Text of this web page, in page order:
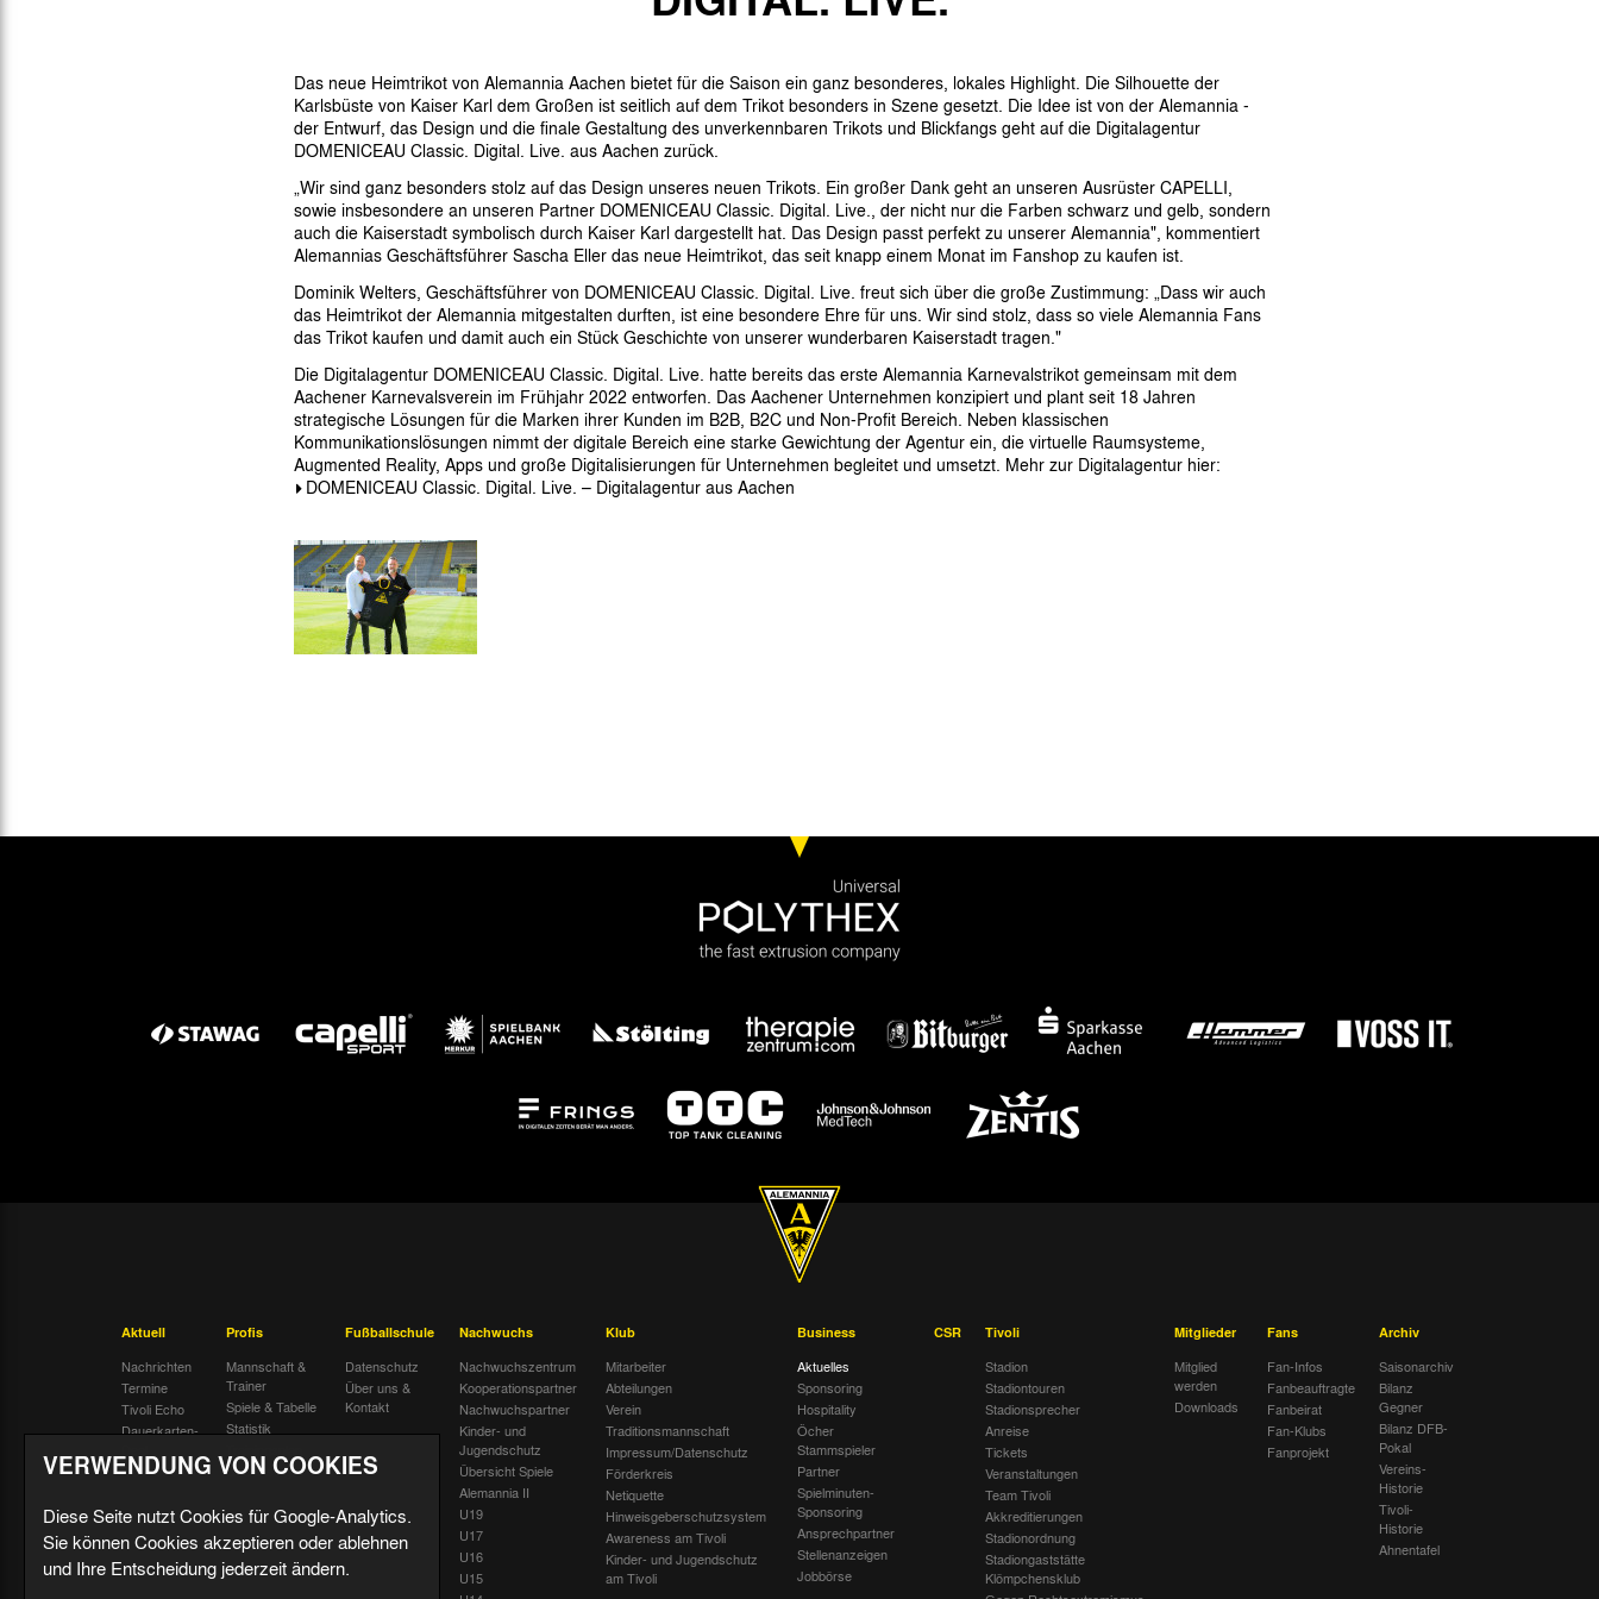
Das neue Heimtrikot von Alemannia Aachen bietet für die Saison ein ganz besonderes, lokales Highlight. Die Silhouette der
Karlsbüste von Kaiser Karl dem Großen ist seitlich auf dem Trikot besonders in Szene gesetzt. Die Idee ist von der Alemannia -
der Entwurf, das Design und die finale Gestaltung des unverkennbaren Trikots und Blickfangs geht auf die Digitalagentur
DOMENICEAU Classic. Digital. Live. aus Aachen zurück.
„Wir sind ganz besonders stolz auf das Design unseres neuen Trikots. Ein großer Dank geht an unseren Ausrüster CAPELLI,
sowie insbesondere an unseren Partner DOMENICEAU Classic. Digital. Live., der nicht nur die Farben schwarz und gelb, sondern
auch die Kaiserstadt symbolisch durch Kaiser Karl dargestellt hat. Das Design passt perfekt zu unserer Alemannia", kommentiert
Alemannias Geschäftsführer Sascha Eller das neue Heimtrikot, das seit knapp einem Monat im Fanshop zu kaufen ist.
Dominik Welters, Geschäftsführer von DOMENICEAU Classic. Digital. Live. freut sich über die große Zustimmung: „Dass wir auch
das Heimtrikot der Alemannia mitgestalten durften, ist eine besondere Ehre für uns. Wir sind stolz, dass so viele Alemannia Fans
das Trikot kaufen und damit auch ein Stück Geschichte von unserer wunderbaren Kaiserstadt tragen."
Die Digitalagentur DOMENICEAU Classic. Digital. Live. hatte bereits das erste Alemannia Karnevalstrikot gemeinsam mit dem
Aachener Karnevalsverein im Frühjahr 2022 entworfen. Das Aachener Unternehmen konzipiert und plant seit 18 Jahren
strategische Lösungen für die Marken ihrer Kunden im B2B, B2C und Non-Profit Bereich. Neben klassischen
Kommunikationslösungen nimmt der digitale Bereich eine starke Gewichtung der Agentur ein, die virtuelle Raumsysteme,
Augmented Reality, Apps und große Digitalisierungen für Unternehmen begleitet und umsetzt. Mehr zur Digitalagentur hier:
DOMENICEAU Classic. Digital. Live. – Digitalagentur aus Aachen
Aktuell
Nachrichten
Termine
Tivoli Echo
Dauerkarten-
Radiostream
Profis
Mannschaft &
Trainer
Spiele & Tabelle
Statistik
Geburtstage
Fußballschule
Datenschutz
Über uns &
Kontakt
Nachwuchs
Nachwuchszentrum
Kooperationspartner
Nachwuchspartner
Kinder- und
Jugendschutz
Übersicht Spiele
Alemannia II
U19
U17
U16
U15
Klub
Mitarbeiter
Abteilungen
Verein
Traditionsmannschaft
Impressum/Datenschutz
Förderkreis
Netiquette
Hinweisgeberschutzsystem
Awareness am Tivoli
Kinder- und Jugendschutz
am Tivoli
Business
Aktuelles
Sponsoring
Hospitality
Öcher
Stammspieler
Partner
Spielminuten-
Sponsoring
Ansprechpartner
Stellenanzeigen
Jobbörse
CSR
Tivoli
Stadion
Stadiontouren
Stadionsprecher
Anreise
Tickets
Veranstaltungen
Team Tivoli
Akkreditierungen
Stadionordnung
Stadiongaststätte
Klömpchensklub
Mitglieder
Mitglied
werden
Downloads
Fans
Fan-Infos
Fanbeauftragte
Fanbeirat
Fan-Klubs
Fanprojekt
Archiv
Saisonarchiv
Bilanz
Gegner
Bilanz DFB-
Pokal
Vereins-
Historie
Tivoli-
Historie
Ahnentafel
VERWENDUNG VON COOKIES
Diese Seite nutzt Cookies für Google-Analytics.
Sie können Cookies akzeptieren oder ablehnen
und Ihre Entscheidung jederzeit ändern.